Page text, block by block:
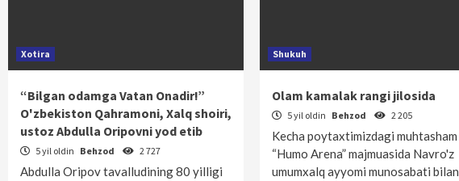
Xotira
“Bilgan odamga Vatan Onadir!”
O'zbekiston Qahramoni, Xalq shoiri,
ustoz Abdulla Oripovni yod etib
5 yil oldin Behzod 2 727
Abdulla Oripov tavalludining 80 yilligi
Shukuh
Olam kamalak rangi jilosida
5 yil oldin Behzod 2 205
Kecha poytaxtimizdagi muhtasham
“Humo Arena” majmuasida Nav­ro'z
umumxalq ayyomi munosabati bilan